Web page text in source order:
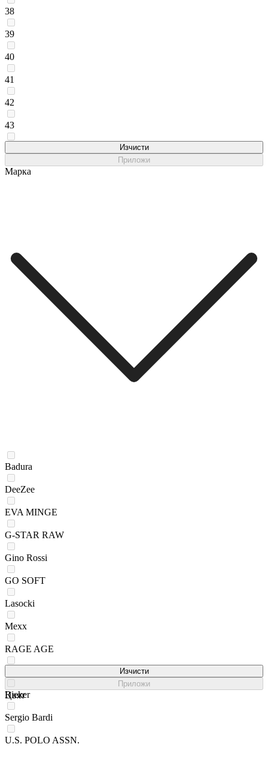
38
39
40
41
42
43
Изчисти
Приложи
Марка
Badura
DeeZee
EVA MINGE
G-STAR RAW
Gino Rossi
GO SOFT
Lasocki
Mexx
RAGE AGE
Rieker
Sergio Bardi
U.S. POLO ASSN.
Изчисти
Приложи
Цвят